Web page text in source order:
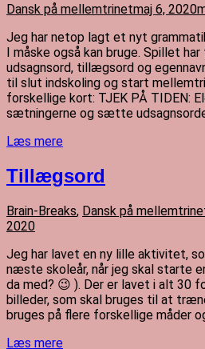
Dansk på mellemtrinetmaj 6, 2020
Jeg har netop lagt et nyt
I måske også kan bruge. Spillet
udsagnsord, tillægsord og
til slut indskoling og start
forskellige kort: TJEK PÅ TIDEN:
sætningerne og sætte
Læs mere
Tillægsord
Brain-Breaks, Dansk på
2020
Jeg har lavet en ny lille aktivitet,
næste skoleår, når jeg skal starte
da med? 😉 ). Der er lavet i alt 30
billeder, som skal bruges til at
bruges på flere forskellige måder
Læs mere